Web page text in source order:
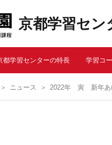
京都学習セン
都学習センターの特長 学習コ
＞ ニュース 2022年 寅 新年あ